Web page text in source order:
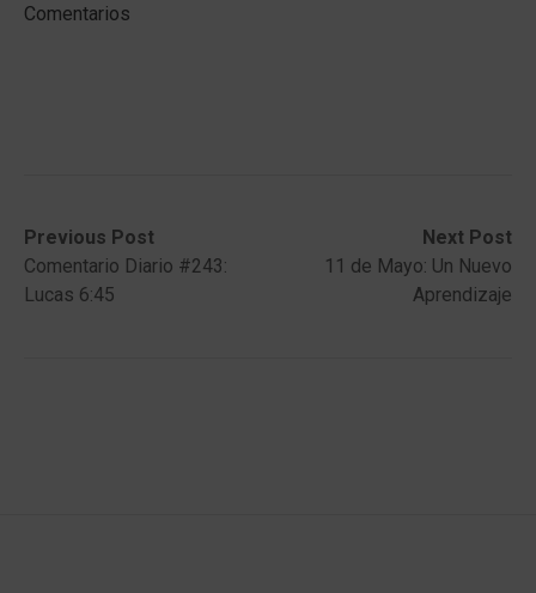
Comentarios
Post
navigation
Previous Post
Previous
post:Comentario Diario #243:
Lucas 6:45
Next Post
Next
post:
11 de Mayo: Un Nuevo
Aprendizaje